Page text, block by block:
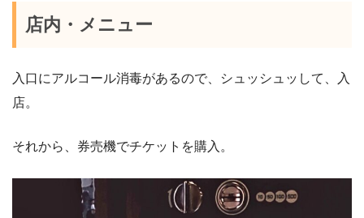
店内・メニュー
入口にアルコール消毒があるので、シュッシュッして、入
店。
それから、券売機でチケットを購入。